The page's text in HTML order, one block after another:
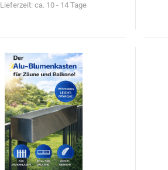
Lieferzeit:ca. 10 - 14 Tage